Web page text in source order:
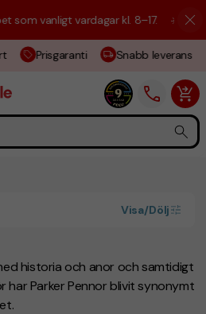
vanligt vardagar kl. 8–17. ☀️ Vi är
Prisgaranti Snabb leverans
historia och anor och samtidigt
har Parker Pennor blivit synonymt
Visa/Dölj